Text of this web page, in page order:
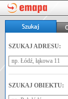
SZUKAJ ADRESU:
SZUKAJ OBIEKTU: